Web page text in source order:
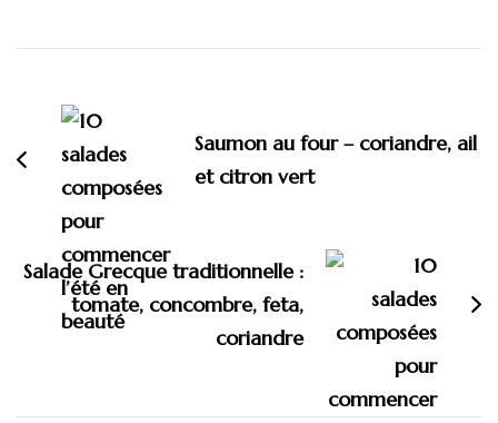
d'article
Saumon au four – coriandre, ail
et citron vert
Salade Grecque traditionnelle :
tomate, concombre, feta,
coriandre